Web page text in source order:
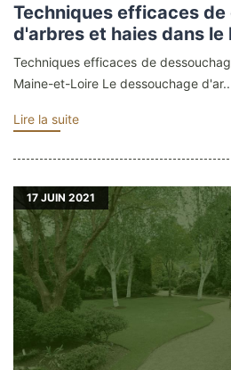
Techniques efficaces
d'arbres et haies dans
Techniques efficaces de
Maine-et-Loire Le dessouchage
Lire la suite
17 JUIN 2021